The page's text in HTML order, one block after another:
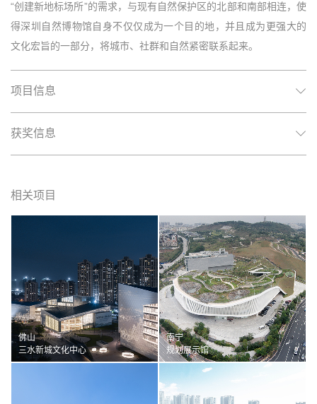
“创建新地标场所”的需求，与现有自然保护区的北部和南部相连，使
得深圳自然博物馆自身不仅仅成为一个目的地，并且成为更强大的
文化宏旨的一部分，将城市、社群和自然紧密联系起来。
项目信息
获奖信息
相关项目
佛山
三水新城文化中心
南宁
规划展示馆